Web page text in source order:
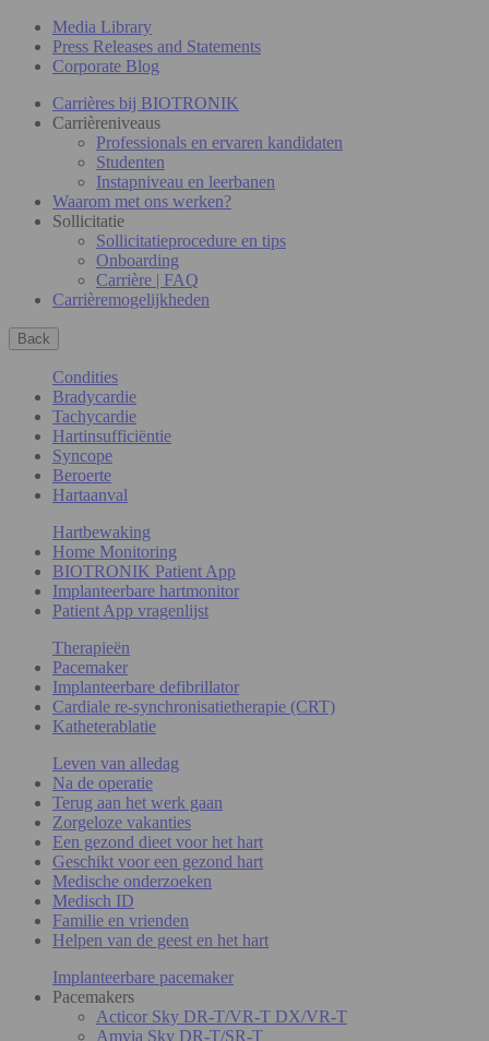
Media Library
Press Releases and Statements
Corporate Blog
Carrières bij BIOTRONIK
Carrièreniveaus
Professionals en ervaren kandidaten
Studenten
Instapniveau en leerbanen
Waarom met ons werken?
Sollicitatie
Sollicitatieprocedure en tips
Onboarding
Carrière | FAQ
Carrièremogelijkheden
Back
Condities
Bradycardie
Tachycardie
Hartinsufficiëntie
Syncope
Beroerte
Hartaanval
Hartbewaking
Home Monitoring
BIOTRONIK Patient App
Implanteerbare hartmonitor
Patient App vragenlijst
Therapieën
Pacemaker
Implanteerbare defibrillator
Cardiale re-synchronisatietherapie (CRT)
Katheterablatie
Leven van alledag
Na de operatie
Terug aan het werk gaan
Zorgeloze vakanties
Een gezond dieet voor het hart
Geschikt voor een gezond hart
Medische onderzoeken
Medisch ID
Familie en vrienden
Helpen van de geest en het hart
Implanteerbare pacemaker
Pacemakers
Acticor Sky DR-T/VR-T DX/VR-T
Amvia Sky DR-T/SR-T